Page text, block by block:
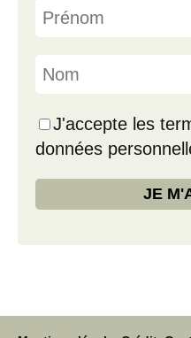
J'accepte les
données